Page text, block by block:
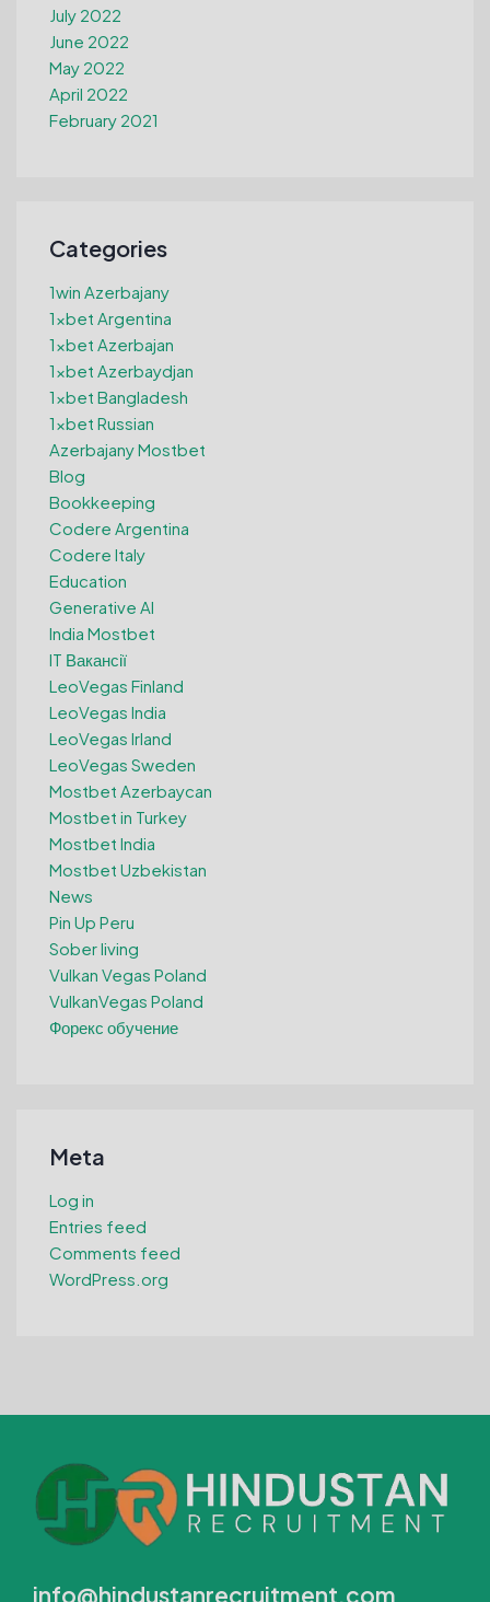
July 2022
June 2022
May 2022
April 2022
February 2021
Categories
1win Azerbajany
1xbet Argentina
1xbet Azerbajan
1xbet Azerbaydjan
1xbet Bangladesh
1xbet Russian
Azerbajany Mostbet
Blog
Bookkeeping
Codere Argentina
Codere Italy
Education
Generative AI
India Mostbet
IT Вакансії
LeoVegas Finland
LeoVegas India
LeoVegas Irland
LeoVegas Sweden
Mostbet Azerbaycan
Mostbet in Turkey
Mostbet India
Mostbet Uzbekistan
News
Pin Up Peru
Sober living
Vulkan Vegas Poland
VulkanVegas Poland
Форекс обучение
Meta
Log in
Entries feed
Comments feed
WordPress.org
info@hindustanrecruitment.com